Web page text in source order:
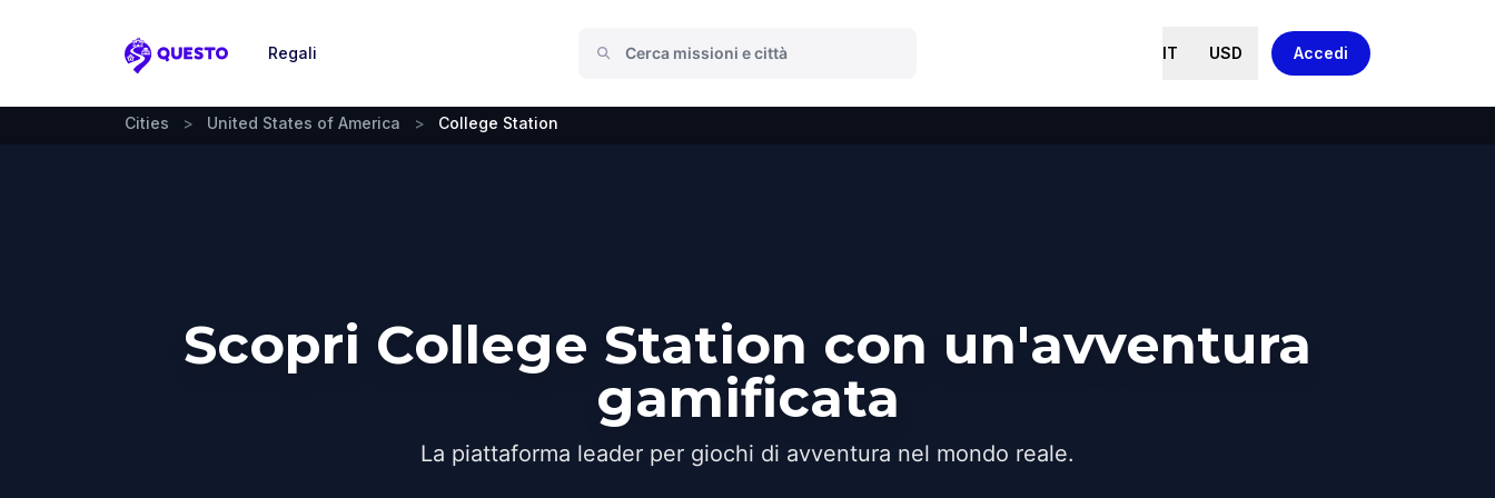
Questo
Regali IT USD Accedi
Cities > United States of America > College Station
Scopri College Station con un'avventura
gamificata
La piattaforma leader per giochi di avventura nel mondo reale.